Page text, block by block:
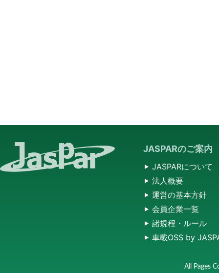
JASPARのご案内
JASPARについて
法人概要
運営の基本方針
会員企業一覧
諸規程・ルール
車載OSS by
All Pages